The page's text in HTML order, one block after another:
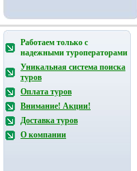
Работаем только с
надежными туроператорами
Уникальная система поиска
туров
Оплата туров
Внимание! Акции!
Доставка туров
О компании